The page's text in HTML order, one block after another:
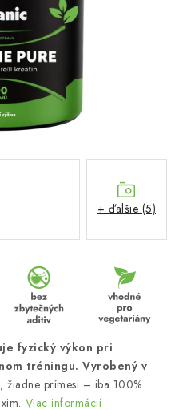
program
fyzický výkon pri
tréningu. Vyrobený v
, žiadne prímesi – iba 100%
Viac informácií
+ ďalšie (5)